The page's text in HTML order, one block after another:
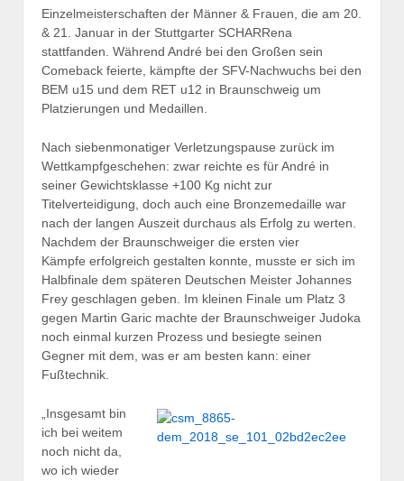
Einzelmeisterschaften der Männer & Frauen, die am 20.
& 21. Januar in der Stuttgarter SCHARRena
stattfanden. Während André bei den Großen sein
Comeback feierte, kämpfte der SFV-Nachwuchs bei den
BEM u15 und dem RET u12 in Braunschweig um
Platzierungen und Medaillen.
Nach siebenmonatiger Verletzungspause zurück im
Wettkampfgeschehen: zwar reichte es für André in
seiner Gewichtsklasse +100 Kg nicht zur
Titelverteidigung, doch auch eine Bronzemedaille war
nach der langen Auszeit durchaus als Erfolg zu werten.
Nachdem der Braunschweiger die ersten vier
Kämpfe erfolgreich gestalten konnte, musste er sich im
Halbfinale dem späteren Deutschen Meister Johannes
Frey geschlagen geben. Im kleinen Finale um Platz 3
gegen Martin Garic machte der Braunschweiger Judoka
noch einmal kurzen Prozess und besiegte seinen
Gegner mit dem, was er am besten kann: einer
Fußtechnik.
„Insgesamt bin
ich bei weitem
noch nicht da,
wo ich wieder